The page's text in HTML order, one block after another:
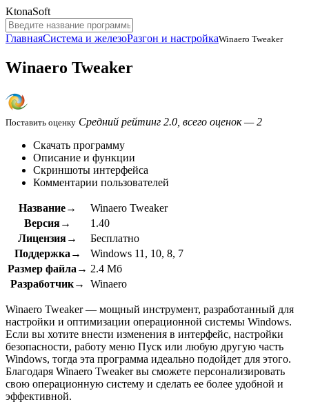
KtonaSoft
ГлавнаяСистема и железоРазгон и настройкаWinaero Tweaker
Winaero Tweaker
Поставить оценку Средний рейтинг 2.0, всего оценок — 2
Скачать программу
Описание и функции
Скриншоты интерфейса
Комментарии пользователей
Название→
Winaero Tweaker
Версия→
1.40
Лицензия→
Бесплатно
Поддержка→
Windows 11, 10, 8, 7
Размер файла→ 2.4 Мб
Разработчик→
Winaero
Winaero Tweaker — мощный инструмент, разработанный для
настройки и оптимизации операционной системы Windows.
Если вы хотите внести изменения в интерфейс, настройки
безопасности, работу меню Пуск или любую другую часть
Windows, тогда эта программа идеально подойдет для этого.
Благодаря Winaero Tweaker вы сможете персонализировать
свою операционную систему и сделать ее более удобной и
эффективной.